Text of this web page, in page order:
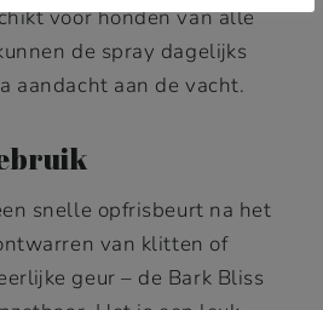
voor honden van alle
de spray dagelijks
aandacht aan de vacht.
snelle opfrisbeurt na het
van klitten of
geur – de Bark Bliss